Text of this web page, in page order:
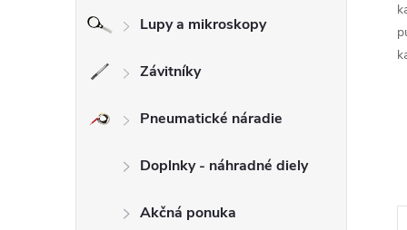
Lupy a mikroskopy
Závitníky
Pneumatické náradie
Doplnky - náhradné diely
Akčná ponuka